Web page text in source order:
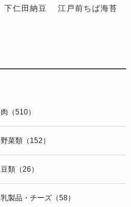
下仁田納豆
江戸前ちば海苔
肉（510）
野菜類（152）
豆類（26）
乳製品・チーズ（58）